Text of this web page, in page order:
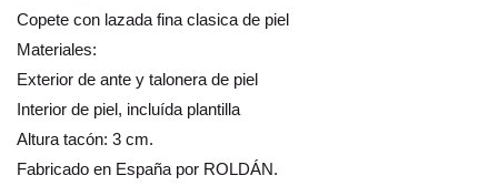
Copete con lazada fina clasica de piel
Materiales:
Exterior de ante y talonera de piel
Interior de piel, incluída plantilla
Altura tacón: 3 cm.
Fabricado en España por ROLDÁN.